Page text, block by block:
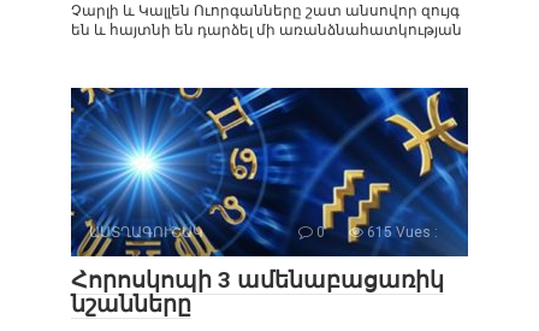
Չարլի և Կալլեն Ուորգանները շատ անսովոր զույգ
են և հայտնի են դարձել մի առանձնահատկության
ԱՍՏՂԱԳՈՒՇԱԿ 0 615 Vues :
Հորոսկոպի 3 ամենաբացառիկ
նշանները